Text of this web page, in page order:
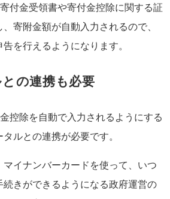
付金受領書や寄付金控除に関する証
寄附金額が自動入力されるので、
を行えるようになります。
の連携も必要
控除を自動で入力されるようにする
ルとの連携が必要です。
イナンバーカードを使って、いつ
きができるようになる政府運営の